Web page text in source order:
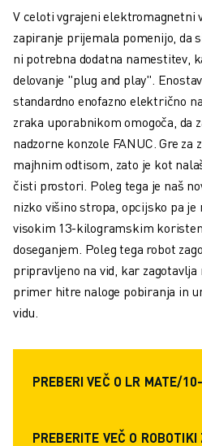
INDUSTRIJE
VSE PANOGE
LETALSKA INDUSTRIJA
AVTOMOBILSKA INDUSTRIJA
ELEKTRIČNA VOZILA
ELEKTRONIKA
HRANA IN PIJAČA
MEDICINA
PLASTIKA
SKLADIŠČENJE, LOGISTIKA, POŠTA
APLIKACIJE
VSE APLIKACIJE
5-OSNA OBDELAVA
OBLOČNO VARJENJE
SESTAVLJANJE
CNC REZKANJE
VZDRŽEVANJE STROJEV
V celoti vgrajeni elektromagnetni
zapiranje prijemala pomenijo,
ni potrebna dodatna namestitev,
delovanje "plug and play".
standardno enofazno električno
zraka uporabnikom omogoča, da
nadzorne konzole FANUC. Gre za
majhnim odtisom, zato je kot
čisti prostori. Poleg tega je naš
nizko višino stropa, opcijsko pa je
visokim 13-kilogramskim
doseganjem. Poleg tega robot
pripravljeno na vid, kar
primer hitre naloge pobiranja in
vidu.
PREBERI VEČ O LR MATE/
PREBERITE VEČ O